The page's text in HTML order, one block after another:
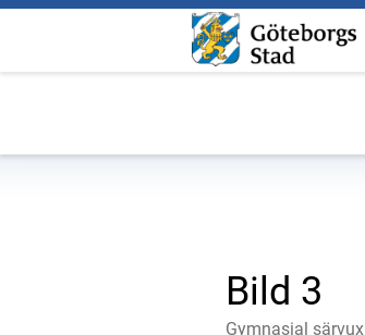
Bild 3
Gymnasial särvux